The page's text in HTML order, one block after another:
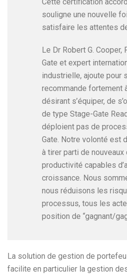
souligne une nouvelle
satisfaire les attentes
Le Dr Robert G.
Gate et expert
industrielle, ajoute pour
recommande fortement
désirant s’équiper, de
de type Stage-Gate
déploient pas de
Gate. Notre volonté est
à tirer parti de nouveaux
productivité capables
croissance. Nous
nous réduisons les
processus, tous les
position de “gagnant/
La solution de gestion de
facilite en particulier la gestion